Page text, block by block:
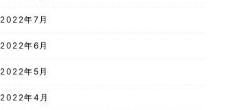
2022年7月
2022年6月
2022年5月
2022年4月